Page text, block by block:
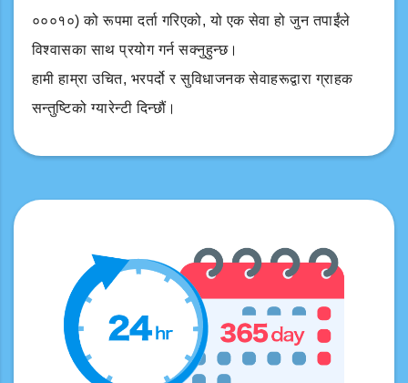
०००१०) को रूपमा दर्ता गरिएको, यो एक सेवा हो जुन तपाईंले
विश्वासका साथ प्रयोग गर्न सक्नुहुन्छ।
हामी हाम्रा उचित, भरपर्दो र सुविधाजनक सेवाहरूद्वारा ग्राहक
सन्तुष्टिको ग्यारेन्टी दिन्छौं।